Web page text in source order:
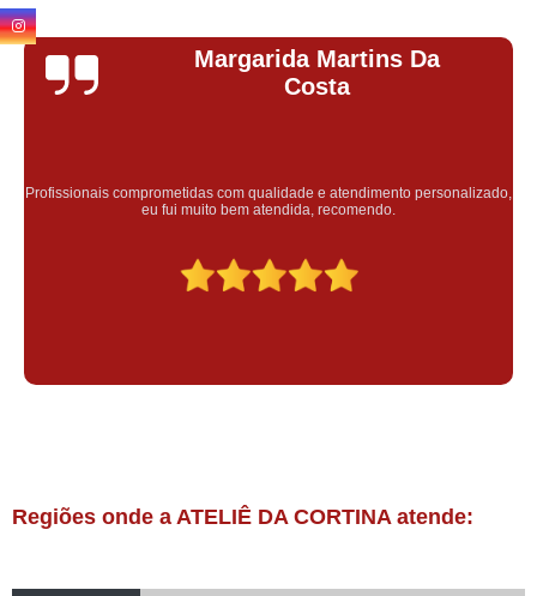
Margarida Martins Da
Costa
Profissionais comprometidas com qualidade e atendimento personalizado,
eu fui muito bem atendida, recomendo.
Regiões onde a ATELIÊ DA CORTINA atende: